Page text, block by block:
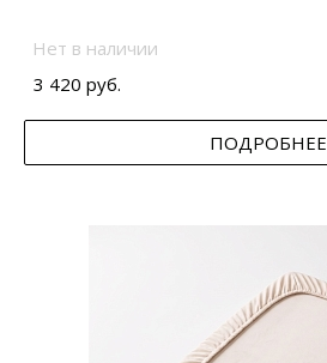
Нет в наличии
3 420 руб.
ПОДРОБНЕЕ